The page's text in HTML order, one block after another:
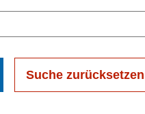
Suche zurücksetzen